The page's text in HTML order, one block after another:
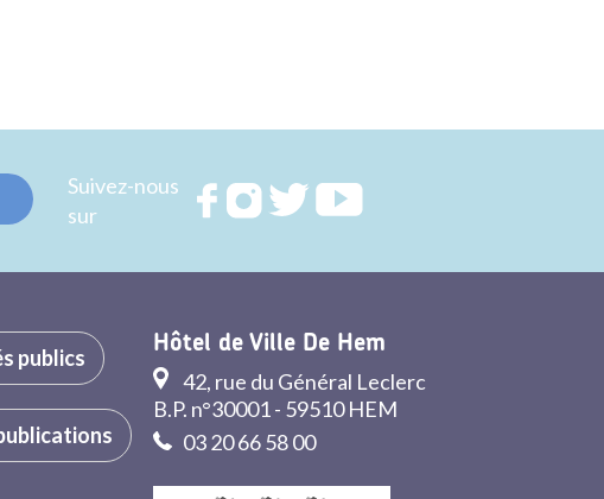
Suivez-nous
sur
RejoignezRejoignezRejoignez
publics
Hôtel de Ville De Hem
42, rue du Général Leclerc
B.P. n°30001 - 59510 HEM
03 20 66 58 00